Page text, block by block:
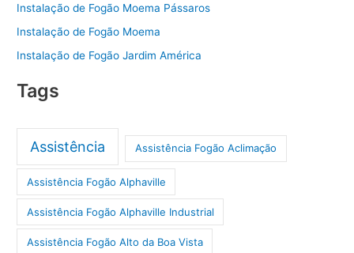
Instalação de Fogão Moema Pássaros
Instalação de Fogão Moema
Instalação de Fogão Jardim América
Tags
Assistência Assistência Fogão Aclimação
Assistência Fogão Alphaville
Assistência Fogão Alphaville Industrial
Assistência Fogão Alto da Boa Vista